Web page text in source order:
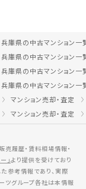
兵庫県の中古マンション一
兵庫県の中古マンション一
兵庫県の中古マンション一
兵庫県の中古マンション一
マンション売却・査定
マンション売却・査定
売履歴・賃料相場情報・
」より提供を受けており
参考情報であり、実際
ツグループ各社は本情報